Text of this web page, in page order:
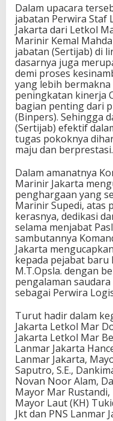
Dalam upacara
jabatan Perwira Staf
Jakarta dari Letkol
Marinir Kemal
jabatan (Sertijab) di
dasarnya juga
demi proses
yang lebih
peningkatan kinerja
bagian penting dari
(Binpers). Sehingga
(Sertijab) efektif
tugas pokoknya
maju dan berprestasi.
Dalam amanatnya
Marinir Jakarta
penghargaan yang
Marinir Supedi, atas
kerasnya, dedikasi
selama menjabat
sambutannya
Jakarta
kepada pejabat baru
M.T.Opsla. dengan
pengalaman
sebagai Perwira
Turut hadir dalam
Jakarta Letkol Mar
Jakarta Letkol Mar
Lanmar Jakarta
Lanmar Jakarta,
Saputro, S.E.,
Novan Noor Alam,
Mayor Mar
Mayor Laut (KH)
Jkt dan PNS Lanmar